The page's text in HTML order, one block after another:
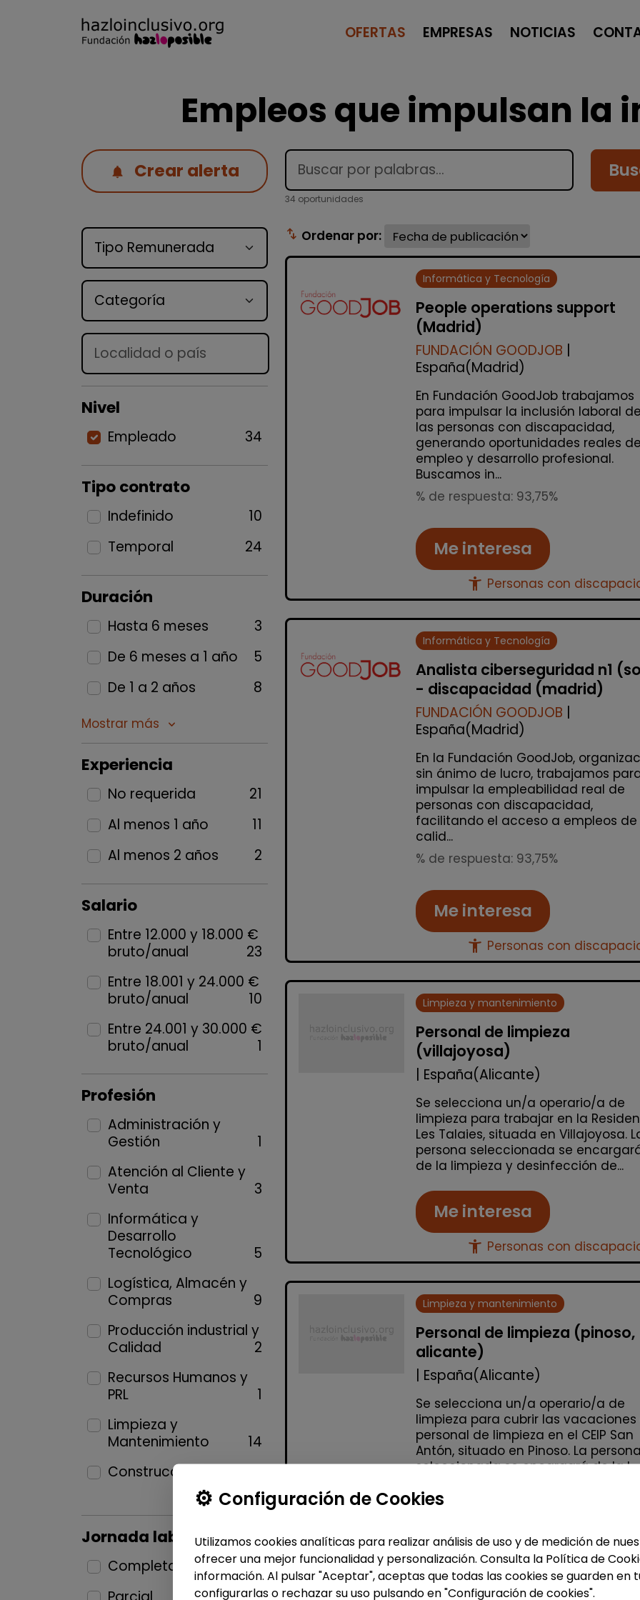
OFERTAS EMPRESAS NOTICIAS
Empleos que impulsan la
Crear alerta
Tipo de oferta
Categoría
Lugar
Nivel
Empleado 34
Tipo contrato
Indefinido
10
Temporal
24
Duración
Hasta 6 meses
3
De 6 meses a 1 año
5
De 1 a 2 años
8
Mostrar más keyboard_arrow_down
Experiencia
No requerida
21
Al menos 1 año
11
Al menos 2 años
2
Salario
Entre 12.000 y 18.000 €
bruto/anual
23
Entre 18.001 y 24.000 €
bruto/anual
10
Entre 24.001 y 30.000 €
bruto/anual
1
Profesión
Administración y
Gestión
1
Atención al Cliente y
Venta
3
Informática y
Desarrollo
Tecnológico
5
Logística, Almacén y
Compras
9
Producción industrial y
Calidad
2
Recursos Humanos y
PRL
1
Limpieza y
Mantenimiento
14
Construcción y Oficios
1
Jornada laboral
Completa
27
34 oportunidades
swap_vert Ordenar por:
Informática y Tecnología
People operations support
(Madrid)
FUNDACIÓN GOODJOB |
España(Madrid)
En Fundación GoodJob trabajamos
para impulsar la inclusión laboral de
las personas con discapacidad,
generando oportunidades reales de
empleo y desarrollo profesional.
Buscamos in...
% de respuesta: 93,75%
Me interesa
accessibility_new Personas con
Informática y Tecnología
Analista ciberseguridad n1
- discapacidad (madrid)
FUNDACIÓN GOODJOB |
España(Madrid)
En la Fundación GoodJob,
sin ánimo de lucro, trabajamos
impulsar la empleabilidad real de
personas con discapacidad,
facilitando el acceso a empleos de
calid...
% de respuesta: 93,75%
Me interesa
accessibility_new Personas con
Limpieza y mantenimiento
Personal de limpieza
(villajoyosa)
| España(Alicante)
Se selecciona un/a operario/a de
limpieza para trabajar en la
Les Talaies, situada en Villajoyosa.
persona seleccionada se
de la limpieza y desinfección de...
Me interesa
accessibility_new Personas con
Limpieza y mantenimiento
Personal de limpieza (pinoso,
alicante)
| España(Alicante)
Se selecciona un/a operario/a de
limpieza para cubrir las vacaciones
personal de limpieza en el CEIP San
Antón, situado en Pinoso. La persona
seleccionada se encargará de la l...
Me interesa
accessibility_newPersonas con
Configuración de Cookies
Utilizamos cookies analíticas para realizar análisis de uso y de medición de
ofrecer una mejor funcionalidad y personalización. Consulta la Política de
información. Al pulsar "Aceptar", aceptas que todas las cookies se guarden en
configurarlas o rechazar su uso pulsando en "Configuración de cookies".